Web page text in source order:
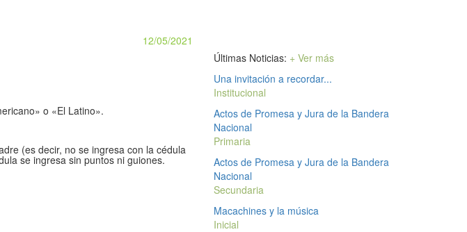
12/05/2021
o «El Latino».
(es decir, no se ingresa con la cédula
se ingresa sin puntos ni guiones.
Últimas Noticias: + Ver más
Una invitación a recordar...
Institucional
Actos de Promesa y Jura de la Bandera
Nacional
Primaria
Actos de Promesa y Jura de la Bandera
Nacional
Secundaria
Macachines y la música
Inicial